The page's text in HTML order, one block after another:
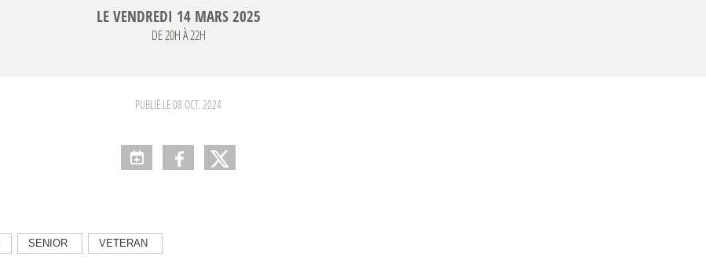
LEVENDREDI 14 MARS 2025
DE 20H À 22H
PUBLIÉ LE08 OCT. 2024
SENIOR VETERAN